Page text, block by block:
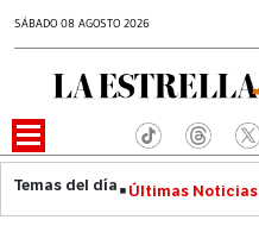
SÁBADO 08 AGOSTO 2026
Últimas Noticias